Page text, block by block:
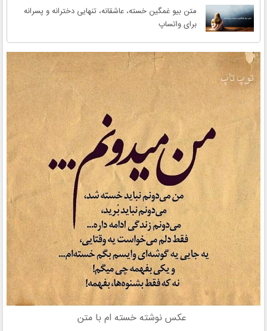
متن بیو غمگین خسته، عاشقانه، تنهایی دخترانه و پسرانه
برای واتساپ
عکس نوشته خسته ام با متن